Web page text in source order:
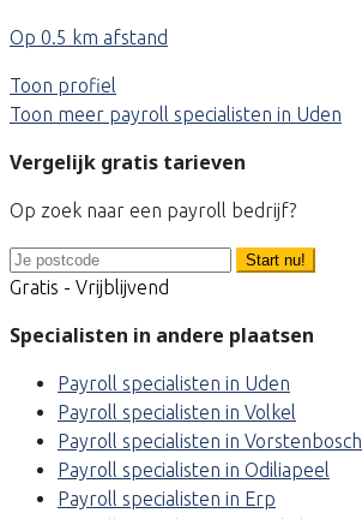
Op 0.5 km afstand
Toon profiel
Toon meer payroll specialisten in Uden
Vergelijk gratis tarieven
Op zoek naar een payroll bedrijf?
Start nu!
Gratis - Vrijblijvend
Specialisten in andere plaatsen
Payroll specialisten in Uden
Payroll specialisten in Volkel
Payroll specialisten in Vorstenbosch
Payroll specialisten in Odiliapeel
Payroll specialisten in Erp